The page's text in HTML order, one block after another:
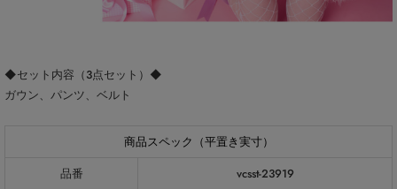
◆セット内容（3点セット）◆
ガウン、パンツ、ベルト
商品スペック（平置き実寸）
品番
vcsst-23919